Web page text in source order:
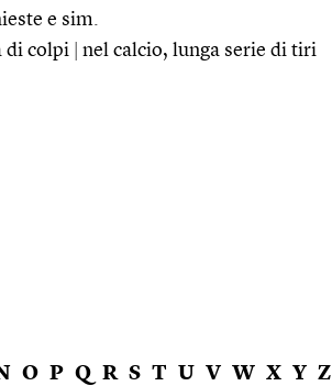
e sim.
di colpi
nel calcio, lunga serie di tiri
O P Q R S T U V W X Y Z